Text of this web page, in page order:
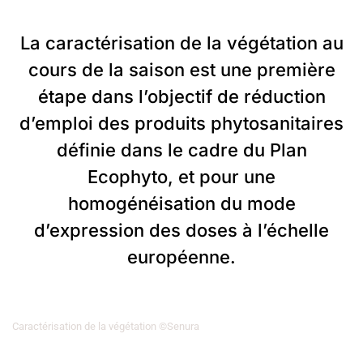
La caractérisation de la végétation au
cours de la saison est une première
étape dans l’objectif de réduction
d’emploi des produits phytosanitaires
définie dans le cadre du Plan
Ecophyto, et pour une
homogénéisation du mode
d’expression des doses à l’échelle
européenne.
Caractérisation de la végétation ©Senura